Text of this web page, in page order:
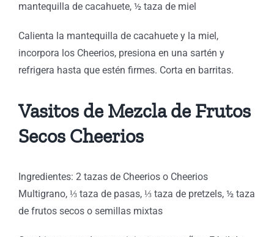
mantequilla de cacahuete, ½ taza de miel
Calienta la mantequilla de cacahuete y la miel,
incorpora los Cheerios, presiona en una sartén y
refrigera hasta que estén firmes. Corta en barritas.
Vasitos de Mezcla de Frutos
Secos Cheerios
Ingredientes: 2 tazas de Cheerios o Cheerios
Multigrano, ⅓ taza de pasas, ⅓ taza de pretzels, ½ taza
de frutos secos o semillas mixtas